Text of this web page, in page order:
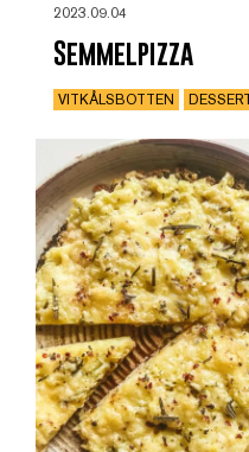
2023.09.04
Semmelpizza
VITKÅLSBOTTEN